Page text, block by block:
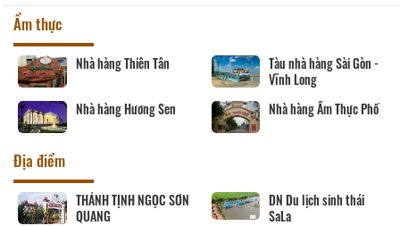
Ẩm thực
Nhà hàng Thiên Tân
Tàu nhà hàng Sài Gòn -
Vĩnh Long
Nhà hàng Hương Sen
Nhà hàng Ẩm Thực Phố
Địa điểm
THÁNH TỊNH NGỌC SƠN
QUANG
DN Du lịch sinh thái
SaLa